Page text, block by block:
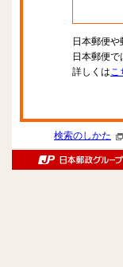
日本郵便
日本郵便
詳しくはこ
検索のしかた